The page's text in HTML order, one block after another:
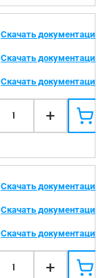
Скачать
Скачать
Скачать
1 +
Скачать
Скачать
Скачать
1 +